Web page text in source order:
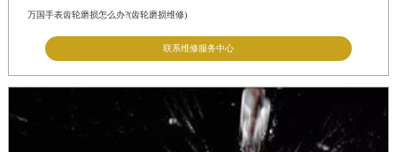
万国手表齿轮磨损怎么办?(齿轮磨损维修)
联系维修服务中心